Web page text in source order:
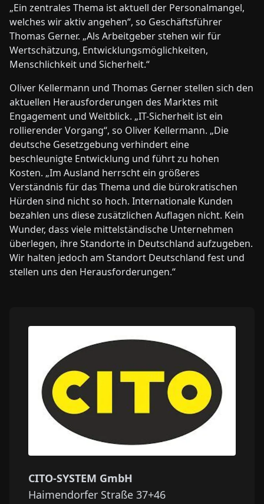
„Ein zentrales Thema ist aktuell der Personalmangel,
welches wir aktiv angehen“, so Geschäftsführer
Thomas Gerner. „Als Arbeitgeber stehen wir für
Wertschätzung, Entwicklungsmöglichkeiten,
Menschlichkeit und Sicherheit.“
Oliver Kellermann und Thomas Gerner stellen sich den
aktuellen Herausforderungen des Marktes mit
Engagement und Weitblick. „IT-Sicherheit ist ein
rollierender Vorgang“, so Oliver Kellermann. „Die
deutsche Gesetzgebung verhindert eine
beschleunigte Entwicklung und führt zu hohen
Kosten. „Im Ausland herrscht ein größeres
Verständnis für das Thema und die bürokratischen
Hürden sind nicht so hoch. Internationale Kunden
bezahlen uns diese zusätzlichen Auflagen nicht. Kein
Wunder, dass viele mittelständische Unternehmen
überlegen, ihre Standorte in Deutschland aufzugeben.
Wir halten jedoch am Standort Deutschland fest und
stellen uns den Herausforderungen.“
CITO-SYSTEM GmbH
Haimendorfer Straße 37+46